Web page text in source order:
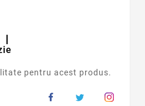
pentru acest produs.